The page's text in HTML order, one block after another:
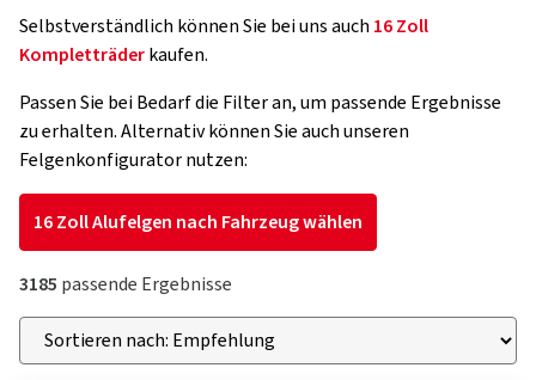
Selbstverständlich können Sie bei uns auch 16 Zoll
Kompletträderkaufen.
Passen Sie bei Bedarf die Filter an, um passende Ergebnisse
zu erhalten. Alternativ können Sie auch unseren
Felgenkonfigurator nutzen:
16 Zoll Alufelgen nach Fahrzeug wählen
3185 passende Ergebnisse